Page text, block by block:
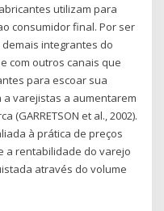
utilizam para
consumidor final. Por ser
integrantes do
com outros canais que
para escoar sua
varejistas a aumentarem
et al., 2002).
à prática de preços
a rentabilidade do varejo
através do volume